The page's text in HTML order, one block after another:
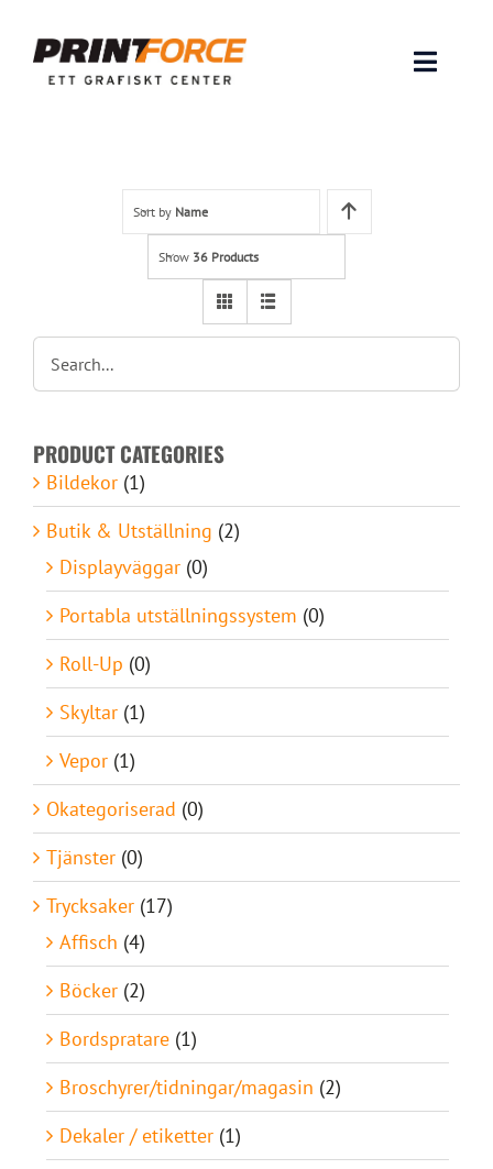
content
Toggle
INSPIRATION
Lämna original & filer
Om oss
Kontakt
Sort by Name
Show 36 Products
PRODUCT CATEGORIES
Bildekor (1)
Butik & Utställning (2)
Displayväggar (0)
Portabla utställningssystem (0)
Roll-Up (0)
Skyltar (1)
Vepor (1)
Okategoriserad (0)
Tjänster (0)
Trycksaker (17)
Affisch (4)
Böcker (2)
Bordspratare (1)
Broschyrer/tidningar/magasin (2)
Dekaler / etiketter (1)